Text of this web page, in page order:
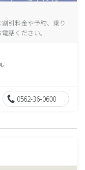
引料金や予約、乗り
話ください。
0562-36-0600